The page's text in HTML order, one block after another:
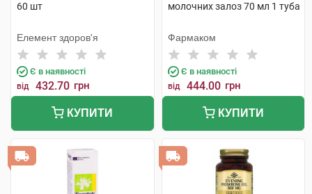
60 шт
Елемент здоров'я
Є в наявності
від 432.70 грн
КУПИТИ
молочних залоз 70 мл 1 туба
Фармаком
Є в наявності
від 444.00 грн
КУПИТИ